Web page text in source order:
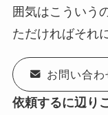
囲気はこういう
ただければそれ
お問い合わ
依頼するに辺り